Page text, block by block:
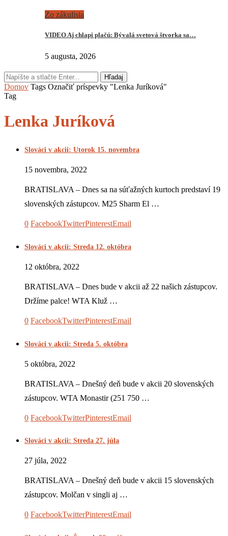
Zo zákulisia
VIDEO Aj chlapi plačú: Bývalá svetová štvorka sa…
5 augusta, 2026
Hľadaj
Domov Tags Označiť príspevky "Lenka Juríková"
Tag
Lenka Juríková
Slováci v akcii: Utorok 15. novembra
15 novembra, 2022
BRATISLAVA – Dnes sa na súťažných kurtoch predstaví 19
slovenských zástupcov. M25 Sharm El …
0 FacebookTwitterPinterestEmail
Slováci v akcii: Streda 12. októbra
12 októbra, 2022
BRATISLAVA – Dnes bude v akcii až 22 našich zástupcov.
Držíme palce! WTA Kluž …
0 FacebookTwitterPinterestEmail
Slováci v akcii: Streda 5. októbra
5 októbra, 2022
BRATISLAVA – Dnešný deň bude v akcii 20 slovenských
zástupcov. WTA Monastir (251 750 …
0 FacebookTwitterPinterestEmail
Slováci v akcii: Streda 27. júla
27 júla, 2022
BRATISLAVA – Dnešný deň bude v akcii 15 slovenských
zástupcov. Molčan v singli aj …
0 FacebookTwitterPinterestEmail